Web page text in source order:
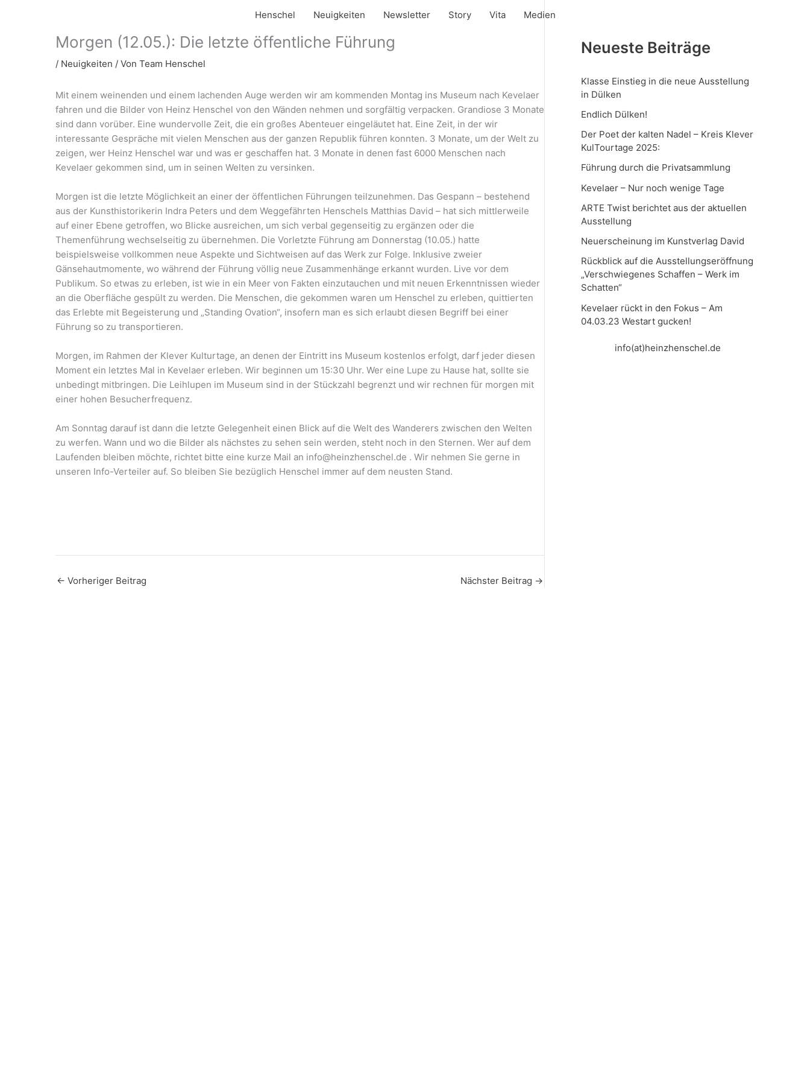
Henschel Neuigkeiten Newsletter Story Vita Medien
Morgen (12.05.): Die letzte öffentliche Führung
/ Neuigkeiten / Von Team Henschel
Mit einem weinenden und einem lachenden Auge werden wir am kommenden Montag ins Museum nach Kevelaer
fahren und die Bilder von Heinz Henschel von den Wänden nehmen und sorgfältig verpacken. Grandiose 3 Monate
sind dann vorüber. Eine wundervolle Zeit, die ein großes Abenteuer eingeläutet hat. Eine Zeit, in der wir
interessante Gespräche mit vielen Menschen aus der ganzen Republik führen konnten. 3 Monate, um der Welt zu
zeigen, wer Heinz Henschel war und was er geschaffen hat. 3 Monate in denen fast 6000 Menschen nach
Kevelaer gekommen sind, um in seinen Welten zu versinken.
Morgen ist die letzte Möglichkeit an einer der öffentlichen Führungen teilzunehmen. Das Gespann – bestehend
aus der Kunsthistorikerin Indra Peters und dem Weggefährten Henschels Matthias David – hat sich mittlerweile
auf einer Ebene getroffen, wo Blicke ausreichen, um sich verbal gegenseitig zu ergänzen oder die
Themenführung wechselseitig zu übernehmen. Die Vorletzte Führung am Donnerstag (10.05.) hatte
beispielsweise vollkommen neue Aspekte und Sichtweisen auf das Werk zur Folge. Inklusive zweier
Gänsehautmomente, wo während der Führung völlig neue Zusammenhänge erkannt wurden. Live vor dem
Publikum. So etwas zu erleben, ist wie in ein Meer von Fakten einzutauchen und mit neuen Erkenntnissen wieder
an die Oberfläche gespült zu werden. Die Menschen, die gekommen waren um Henschel zu erleben, quittierten
das Erlebte mit Begeisterung und „Standing Ovation“, insofern man es sich erlaubt diesen Begriff bei einer
Führung so zu transportieren.
Morgen, im Rahmen der Klever Kulturtage, an denen der Eintritt ins Museum kostenlos erfolgt, darf jeder diesen
Moment ein letztes Mal in Kevelaer erleben. Wir beginnen um 15:30 Uhr. Wer eine Lupe zu Hause hat, sollte sie
unbedingt mitbringen. Die Leihlupen im Museum sind in der Stückzahl begrenzt und wir rechnen für morgen mit
einer hohen Besucherfrequenz.
Am Sonntag darauf ist dann die letzte Gelegenheit einen Blick auf die Welt des Wanderers zwischen den Welten
zu werfen. Wann und wo die Bilder als nächstes zu sehen sein werden, steht noch in den Sternen. Wer auf dem
Laufenden bleiben möchte, richtet bitte eine kurze Mail an info@heinzhenschel.de . Wir nehmen Sie gerne in
unseren Info-Verteiler auf. So bleiben Sie bezüglich Henschel immer auf dem neusten Stand.
← Vorheriger Beitrag Nächster Beitrag →
Neueste Beiträge
Klasse Einstieg in die neue Ausstellung
in Dülken
Endlich Dülken!
Der Poet der kalten Nadel – Kreis Klever
KulTourtage 2025:
Führung durch die Privatsammlung
Kevelaer – Nur noch wenige Tage
ARTE Twist berichtet aus der aktuellen
Ausstellung
Neuerscheinung im Kunstverlag David
Rückblick auf die Ausstellungseröffnung
„Verschwiegenes Schaffen – Werk im
Schatten“
Kevelaer rückt in den Fokus – Am
04.03.23 Westart gucken!
info(at)heinzhenschel.de